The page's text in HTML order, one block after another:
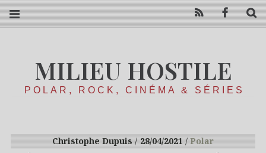
MILIEU HOSTILE
POLAR, ROCK, CINÉMA & SÉRIES
Christophe Dupuis 28/04/2021 Polar
RSS